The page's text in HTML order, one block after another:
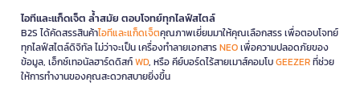
ไอทีและแก็ดเจ็ต ล้ำสมัย ตอบโจทย์ทุกไลฟ์สไตล์
B2S ได้คัดสรรสินค้าไอทีและแก็ดเจ็ตคุณภาพเยี่ยมมาให้คุณเลือกสรร เพื่อตอบโจทย์
ทุกไลฟ์สไตล์ดิจิทัล ไม่ว่าจะเป็น เครื่องทำลายเอกสารNEOเพื่อความปลอดภัยของ
ข้อมูล, เอ็กซ์เทอนัลฮาร์ดดิสก์WD, หรือ คีย์บอร์ดไร้สายเมาส์คอมโบGEEZERที่ช่วย
ให้การทำงานของคุณสะดวกสบายยิ่งขึ้น